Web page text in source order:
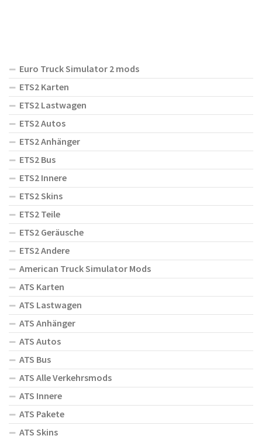
Euro Truck Simulator 2 mods
ETS2 Karten
ETS2 Lastwagen
ETS2 Autos
ETS2 Anhänger
ETS2 Bus
ETS2 Innere
ETS2 Skins
ETS2 Teile
ETS2 Geräusche
ETS2 Andere
American Truck Simulator Mods
ATS Karten
ATS Lastwagen
ATS Anhänger
ATS Autos
ATS Bus
ATS Alle Verkehrsmods
ATS Innere
ATS Pakete
ATS Skins